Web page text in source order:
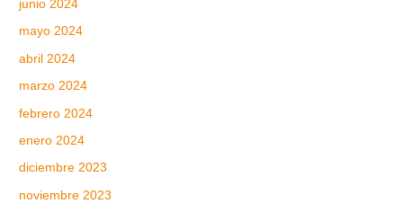
junio 2024
mayo 2024
abril 2024
marzo 2024
febrero 2024
enero 2024
diciembre 2023
noviembre 2023